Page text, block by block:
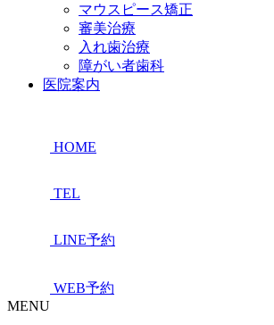
マウスピース矯正
審美治療
入れ歯治療
障がい者歯科
医院案内
HOME
TEL
LINE予約
WEB予約
MENU